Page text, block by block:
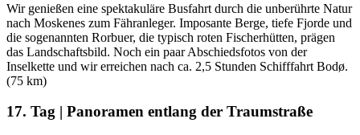
Wir genießen eine spektakuläre Busfahrt durch die unberührte Natur
nach Moskenes zum Fähranleger. Imposante Berge, tiefe Fjorde und
die sogenannten Rorbuer, die typisch roten Fischerhütten, prägen
das Landschaftsbild. Noch ein paar Abschiedsfotos von der
Inselkette und wir erreichen nach ca. 2,5 Stunden Schifffahrt Bodø.
(75 km)
17. Tag | Panoramen entlang der Traumstraße